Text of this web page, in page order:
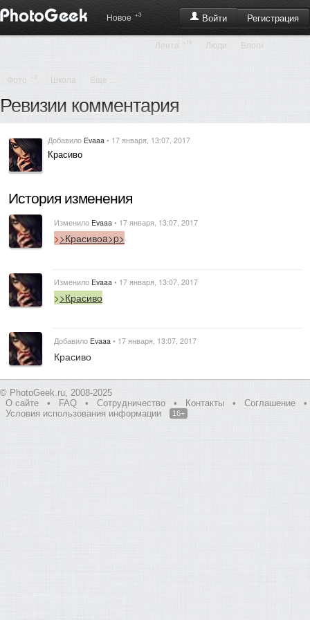
Войти Регистрация
Новое +3
Лента +19 Люди Блоги
Фото Школа Еще ...
Ревизии комментария
Добавило Evaaa • 17 января, 13:07, 2017
Красиво
История изменения
Изменило Evaaa • 17 января, 13:07, 2017
>>Красивоa>p>
Изменило Evaaa • 17 января, 13:07, 2017
>>Красиво
Добавило Evaaa • 17 января, 13:07, 2017
Красиво
© PhotoGeek.ru, 2008-2025
О сайте
• FAQ • Сотрудничество • Контакты • Соглашение
•
Условия использования информации
16+